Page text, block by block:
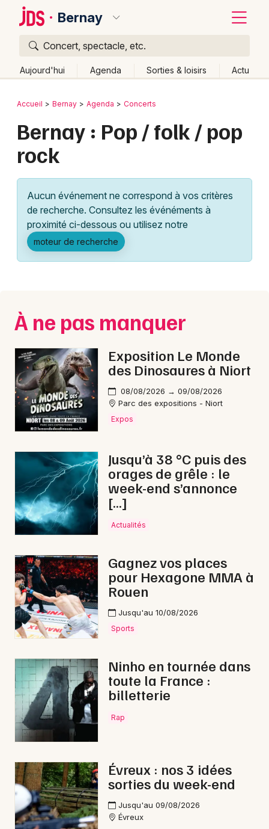
Bernay
Concert, spectacle, etc.
Aujourd'hui Agenda Sorties & loisirs Actu
Publier un événement
Grands événements
Activité & Expérience
Manifestations
Foires & salons
Concerts
Sports
Soirées
Sorties famille
Sorties & loisirs
Pop / folk dans l' Eure
Pop / folk en Haute-Normandie
Pop / folk en Normandie
Newsletter des sorties
Artistes en tournée
Actus à Bernay
Magazine à Bernay
Bordeaux
Colmar
Lille
Lyon
Marseille
Mulhouse
Nice
Paris
Strasbourg
Toulouse
Toutes les villes
Retour
Accueil Bernay Agenda Concerts
Bernay : Pop / folk / pop
rock
Aucun événement ne correspond à vos critères
de recherche. Consultez les événéments à
proximité ci-dessous ou utilisez notre
moteur de recherche
À ne pas manquer
Exposition Le Monde
des Dinosaures à Niort
08/08/2026 → 09/08/2026
Parc des expositions - Niort
Expos
Jusqu’à 38 °C puis des
orages de grêle : le
week-end s’annonce
[…]
Actualités
Gagnez vos places
pour Hexagone MMA à
Rouen
Jusqu'au 10/08/2026
Sports
Ninho en tournée dans
toute la France :
billetterie
Rap
Évreux : nos 3 idées
sorties du week-end
Jusqu'au 09/08/2026
Évreux
Quoi ?
Où ?
Partout
Près de moi Changer de lieu
Quand ?
Aujourd'hui
Demain Ce week-end Autre